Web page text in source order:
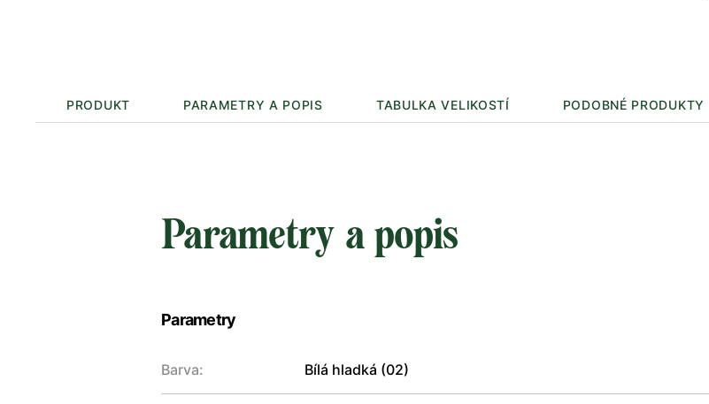
PRODUKT PARAMETRY A POPIS TABULKA VELIKOSTÍ PODOBNÉ PRODUKTY
Parametry a popis
Parametry
Barva: Bílá hladká (02)